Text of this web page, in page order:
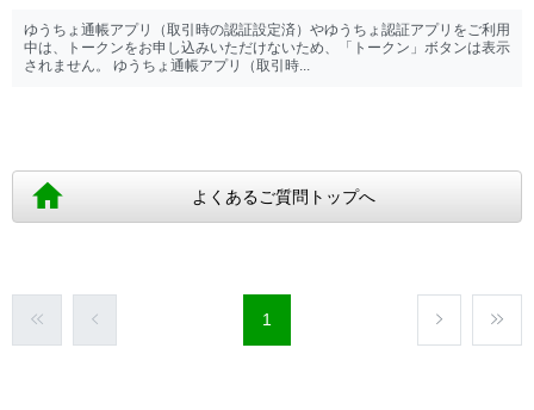
ゆうちょ通帳アプリ（取引時の認証設定済）やゆうちょ認証アプリをご利用
中は、トークンをお申し込みいただけないため、「トークン」ボタンは表示
されません。 ゆうちょ通帳アプリ（取引時...
よくあるご質問トップへ
1